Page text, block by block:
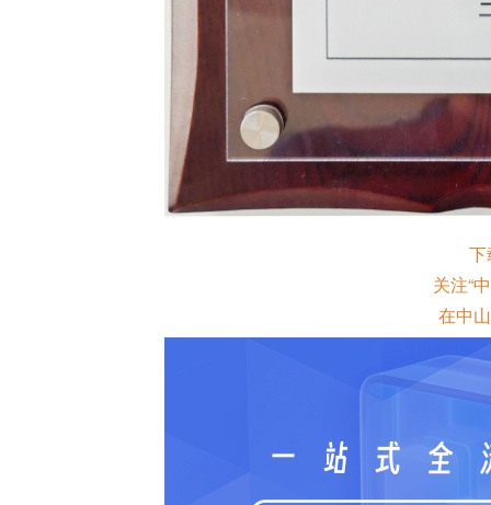
下
关注“
在中